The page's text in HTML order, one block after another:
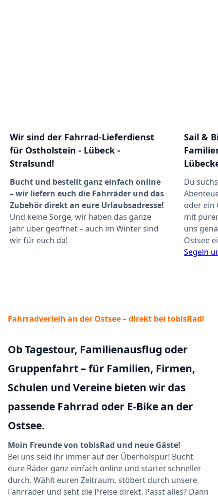
Wir sind der Fahrrad-Lieferdienst
für Ostholstein - Lübeck -
Stralsund!
Bucht und bestellt ganz einfach online
– wir liefern euch die Fahrräder und das
Zubehör direkt an eure Urlaubsadresse!
Und keine Sorge, wir haben das ganze
Jahr über geöffnet – auch im Winter sind
wir für euch da!
Sail &
Du
oder ein
mit
uns
Ostsee
Segeln
Fahrradverleih an der Ostsee – direkt bei tobisRad!
Ob Tagestour, Familienausflug oder
Gruppenfahrt – für Familien, Firmen,
Schulen und Vereine bieten wir das
passende Fahrrad oder E-Bike an der
Ostsee.
Moin Freunde von tobisRad und neue Gäste!
Bei uns seid ihr immer auf der Überholspur! Bucht
eure Räder ganz einfach online und startet schneller
durch. Wählt euren Zeitraum, stöbert durch unsere
Fahrräder und seht die Preise direkt. Passt alles? Dann